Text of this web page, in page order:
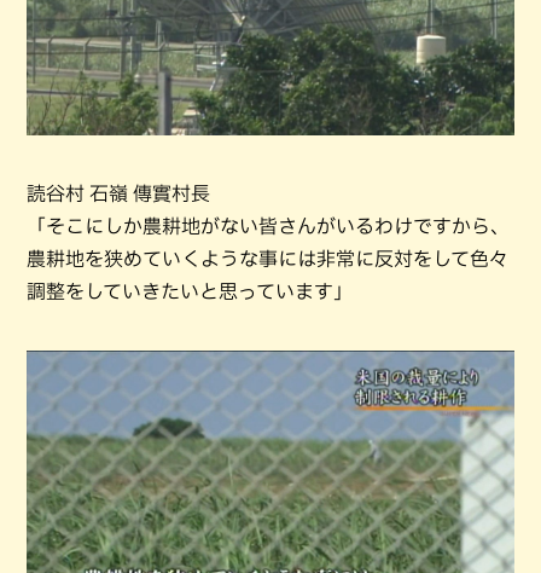
読谷村 石嶺 傳實村長
「そこにしか農耕地がない皆さんがいるわけですから、
農耕地を狭めていくような事には非常に反対をして色々
調整をしていきたいと思っています」